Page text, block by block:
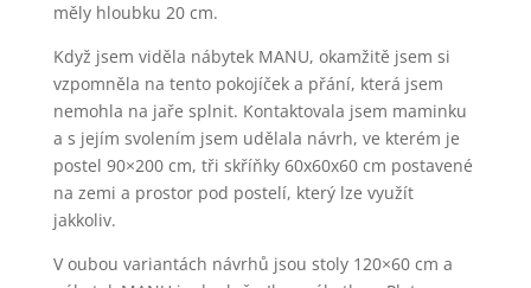
měly hloubku 20 cm.
Když jsem viděla nábytek MANU, okamžitě jsem si
vzpomněla na tento pokojíček a přání, která jsem
nemohla na jaře splnit. Kontaktovala jsem maminku
a s jejím svolením jsem udělala návrh, ve kterém je
postel 90×200 cm, tři skříňky 60x60x60 cm postavené
na zemi a prostor pod postelí, který lze využít
jakkoliv.
V oubou variantách návrhů jsou stoly 120×60 cm a